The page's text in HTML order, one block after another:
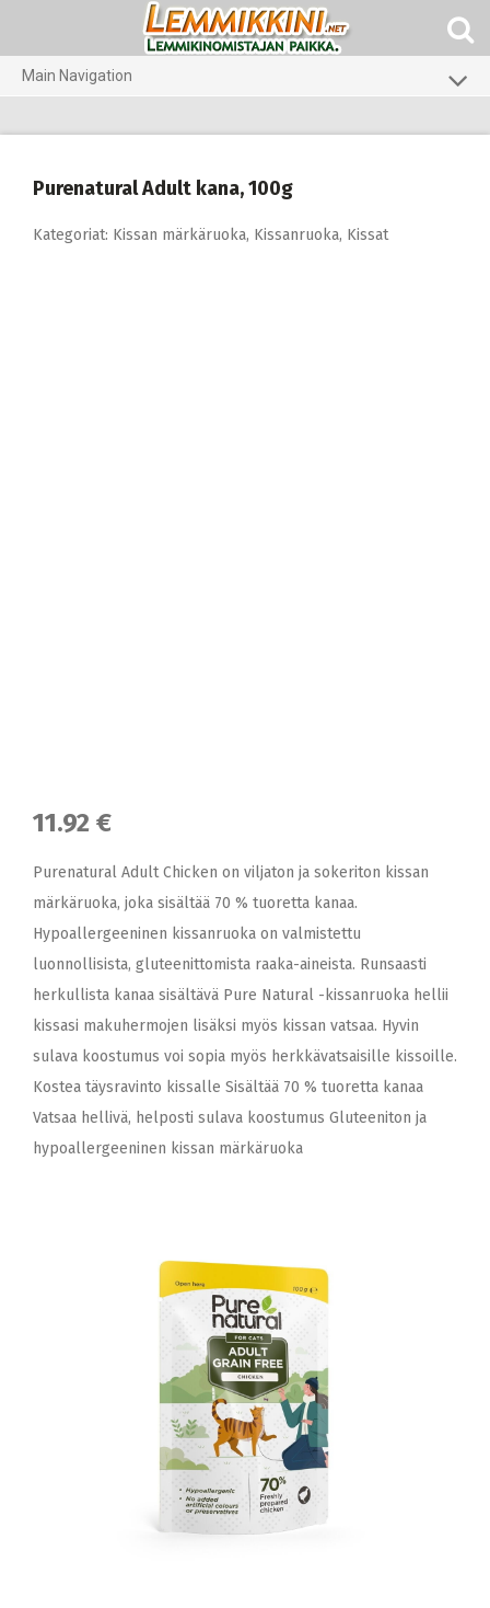
Main Navigation
Pieneläimet
Purenatural Adult kana, 100g
Kategoriat: Kissan märkäruoka, Kissanruoka, Kissat
11.92 €
Purenatural Adult Chicken on viljaton ja sokeriton kissan
märkäruoka, joka sisältää 70 % tuoretta kanaa.
Hypoallergeeninen kissanruoka on valmistettu
luonnollisista, gluteenittomista raaka-aineista. Runsaasti
herkullista kanaa sisältävä Pure Natural -kissanruoka hellii
kissasi makuhermojen lisäksi myös kissan vatsaa. Hyvin
sulava koostumus voi sopia myös herkkävatsaisille kissoille.
Kostea täysravinto kissalle Sisältää 70 % tuoretta kanaa
Vatsaa hellivä, helposti sulava koostumus Gluteeniton ja
hypoallergeeninen kissan märkäruoka